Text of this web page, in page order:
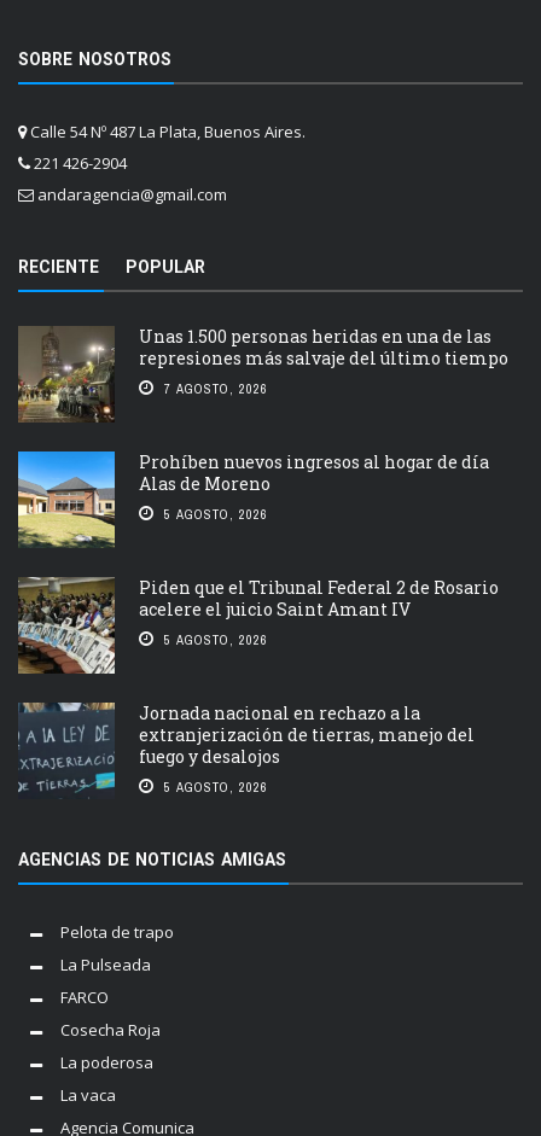
SOBRE NOSOTROS
Calle 54 Nº 487 La Plata, Buenos Aires.
221 426-2904
andaragencia@gmail.com
RECIENTE POPULAR
Unas 1.500 personas heridas en una de las
represiones más salvaje del último tiempo
7 AGOSTO, 2026
Prohíben nuevos ingresos al hogar de día
Alas de Moreno
5 AGOSTO, 2026
Piden que el Tribunal Federal 2 de Rosario
acelere el juicio Saint Amant IV
5 AGOSTO, 2026
Jornada nacional en rechazo a la
extranjerización de tierras, manejo del
fuego y desalojos
5 AGOSTO, 2026
AGENCIAS DE NOTICIAS AMIGAS
Pelota de trapo
La Pulseada
FARCO
Cosecha Roja
La poderosa
La vaca
Agencia Comunica